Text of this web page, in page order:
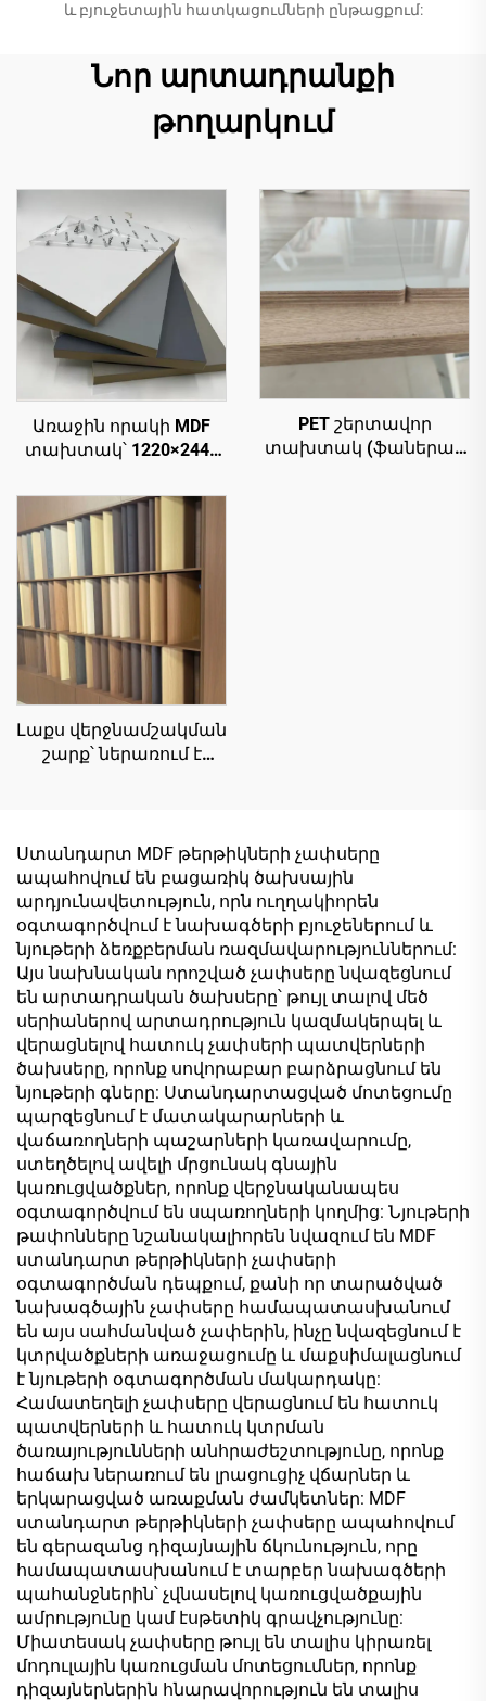
և բյուջետային հատկացումների ընթացքում:
Նոր արտադրանքի
թողարկում
Առաջին որակի MDF
տախտակ՝ 1220×2440
հաստությունը՝ 9 մմ
կամ 18 մմ, PET ֆիլմ (0,2
մմ), բարձր փայլուն և
մատե մակերես
սանդղակային մասերի
համար
PET շերտավոր
տախտակ (ֆաներա)՝
Լաքս վերջնամշակման
շարք՝ ներառում է
համաժամանակյա
փայտի մակերեսի
շարքը և արևելյան
պոետիկ
մետաղագույն շարքը՝
MDF-ի,
չипատախտակի,
մասնիկային
տախտակի,
ֆաներայի և
բլոկտախտակի
համար
Ստանդարտ MDF թերթիկների չափսերը
ապահովում են բացառիկ ծախսային
արդյունավետություն, որն ուղղակիորեն
օգտագործվում է նախագծերի բյուջեներում և
նյութերի ձեռքբերման ռազմավարություններում:
Այս նախնական որոշված չափսերը նվազեցնում
են արտադրական ծախսերը՝ թույլ տալով մեծ
սերիաներով արտադրություն կազմակերպել և
վերացնելով հատուկ չափսերի պատվերների
ծախսերը, որոնք սովորաբար բարձրացնում են
նյութերի գները: Ստանդարտացված մոտեցումը
պարզեցնում է մատակարարների և
վաճառողների պաշարների կառավարումը,
ստեղծելով ավելի մրցունակ գնային
կառուցվածքներ, որոնք վերջնականապես
օգտագործվում են սպառողների կողմից: Նյութերի
թափոնները նշանակալիորեն նվազում են MDF
ստանդարտ թերթիկների չափսերի
օգտագործման դեպքում, քանի որ տարածված
նախագծային չափսերը համապատասխանում
են այս սահմանված չափերին, ինչը նվազեցնում է
կտրվածքների առաջացումը և մաքսիմալացնում
է նյութերի օգտագործման մակարդակը:
Համատեղելի չափսերը վերացնում են հատուկ
պատվերների և հատուկ կտրման
ծառայությունների անհրաժեշտությունը, որոնք
հաճախ ներառում են լրացուցիչ վճարներ և
երկարացված առաքման ժամկետներ: MDF
ստանդարտ թերթիկների չափսերը ապահովում
են գերազանց դիզայնային ճկունություն, որը
համապատասխանում է տարբեր նախագծերի
պահանջներին՝ չվնասելով կառուցվածքային
ամրությունը կամ էսթետիկ գրավչությունը:
Միատեսակ չափսերը թույլ են տալիս կիրառել
մոդուլային կառուցման մոտեցումներ, որոնք
դիզայներներին հնարավորություն են տալիս